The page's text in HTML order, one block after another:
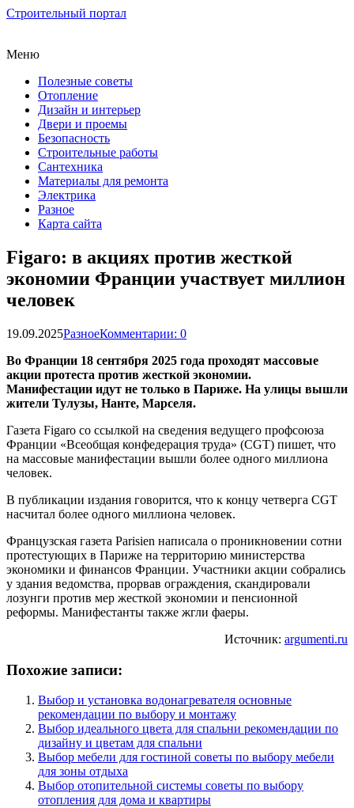
Строительный портал
Меню
Полезные советы
Отопление
Дизайн и интерьер
Двери и проемы
Безопасность
Строительные работы
Сантехника
Материалы для ремонта
Электрика
Разное
Карта сайта
Figaro: в акциях против жесткой
экономии Франции участвует миллион
человек
19.09.2025РазноеКомментарии: 0
Во Франции 18 сентября 2025 года проходят массовые
акции протеста против жесткой экономии.
Манифестации идут не только в Париже. На улицы вышли
жители Тулузы, Нанте, Марселя.
Газета Figaro со ссылкой на сведения ведущего профсоюза
Франции «Всеобщая конфедерация труда» (CGT) пишет, что
на массовые манифестации вышли более одного миллиона
человек.
В публикации издания говорится, что к концу четверга CGT
насчитал более одного миллиона человек.
Французская газета Parisien написала о проникновении сотни
протестующих в Париже на территорию министерства
экономики и финансов Франции. Участники акции собрались
у здания ведомства, прорвав ограждения, скандировали
лозунги против мер жесткой экономии и пенсионной
реформы. Манифестанты также жгли фаеры.
Источник: argumenti.ru
Похожие записи:
Выбор и установка водонагревателя основные
рекомендации по выбору и монтажу
Выбор идеального цвета для спальни рекомендации по
дизайну и цветам для спальни
Выбор мебели для гостиной советы по выбору мебели
для зоны отдыха
Выбор отопительной системы советы по выбору
отопления для дома и квартиры